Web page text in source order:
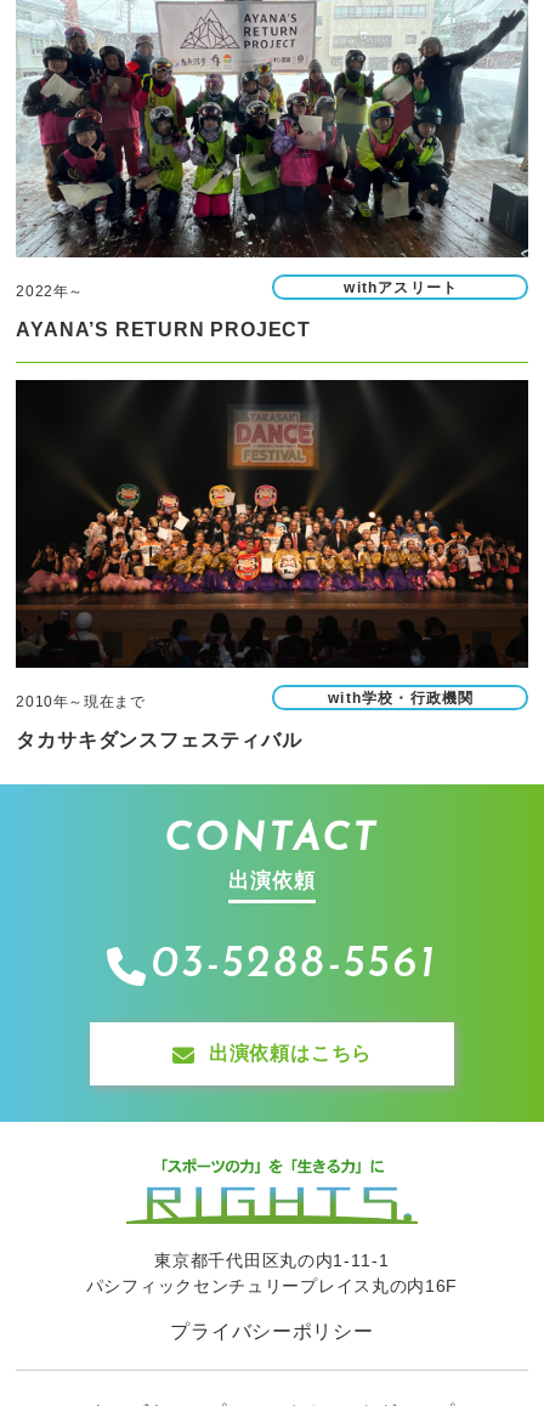
2022年～ withアスリート
AYANA’S RETURN PROJECT
2010年～現在まで with学校・行政機関
タカサキダンスフェスティバル
CONTACT
出演依頼
03-5288-5561
出演依頼はこちら
東京都千代田区丸の内1-11-1
パシフィックセンチュリープレイス丸の内16F
プライバシーポリシー